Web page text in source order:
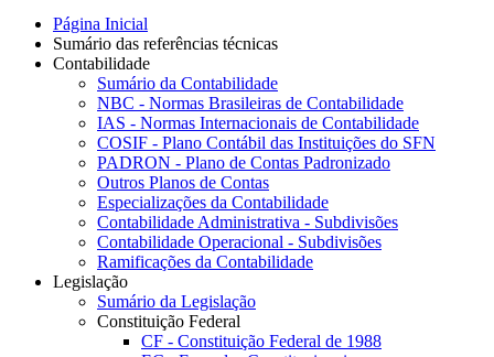
Página Inicial
Sumário das referências técnicas
Contabilidade
Sumário da Contabilidade
NBC - Normas Brasileiras de Contabilidade
IAS - Normas Internacionais de Contabilidade
COSIF - Plano Contábil das Instituições do SFN
PADRON - Plano de Contas Padronizado
Outros Planos de Contas
Especializações da Contabilidade
Contabilidade Administrativa - Subdivisões
Contabilidade Operacional - Subdivisões
Ramificações da Contabilidade
Legislação
Sumário da Legislação
Constituição Federal
CF - Constituição Federal de 1988